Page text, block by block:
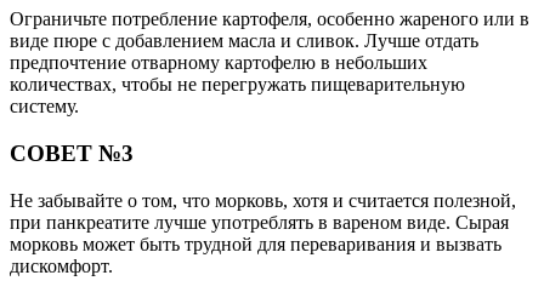
Ограничьте потребление картофеля, особенно жареного или в
виде пюре с добавлением масла и сливок. Лучше отдать
предпочтение отварному картофелю в небольших
количествах, чтобы не перегружать пищеварительную
систему.
СОВЕТ №3
Не забывайте о том, что морковь, хотя и считается полезной,
при панкреатите лучше употреблять в вареном виде. Сырая
морковь может быть трудной для переваривания и вызвать
дискомфорт.